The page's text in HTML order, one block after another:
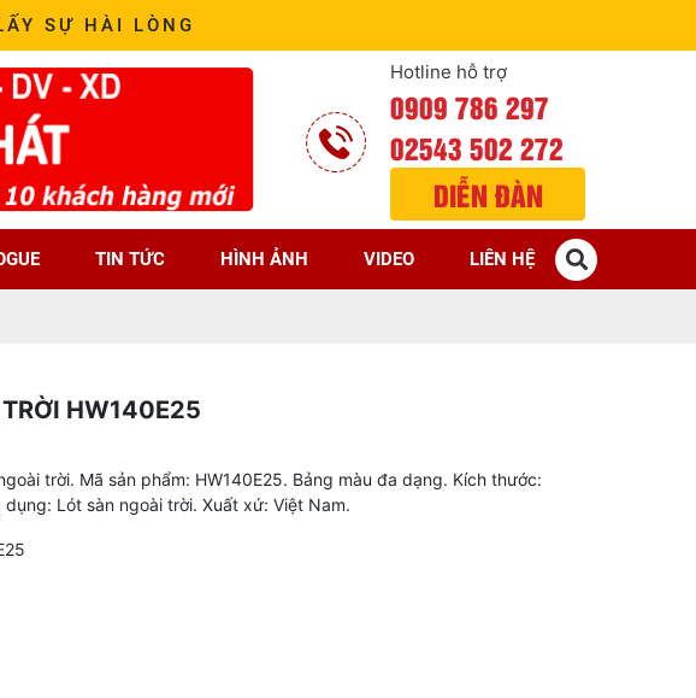
SỰ HÀI LÒNG
Hotline hỗ trợ
0909 786 297
02543 502 272
DIỄN ĐÀN
TIN TỨC HÌNH ẢNH VIDEO LIÊN HỆ
HW140E25
trời. Mã sản phẩm: HW140E25. Bảng màu đa dạng. Kích thước:
Lót sàn ngoài trời. Xuất xứ: Việt Nam.